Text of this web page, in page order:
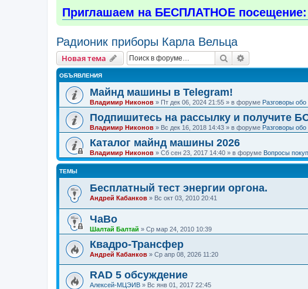
Приглашаем на БЕСПЛАТНОЕ посещение:
Радионик приборы Карла Вельца
Новая тема Поиск
ОБЪЯВЛЕНИЯ
Майнд машины в Telegram!
Владимир Никонов » Пт дек 06, 2024 21:55 » в форуме Разговоры
Подпишитесь на рассылку и получите
Владимир Никонов » Вс дек 16, 2018 14:43 » в форуме Разговоры
Каталог майнд машины 2026
Владимир Никонов » Сб сен 23, 2017 14:40 » в форуме Вопросы
ТЕМЫ
Бесплатный тест энергии оргона.
Андрей Кабанков » Вс окт 03, 2010 20:41
ЧаВо
Шалтай Балтай » Ср мар 24, 2010 10:39
Квадро-Трансфер
Андрей Кабанков » Ср апр 08, 2026 11:20
RAD 5 обсуждение
Алексей-МЦЭИВ » Вс янв 01, 2017 22:45